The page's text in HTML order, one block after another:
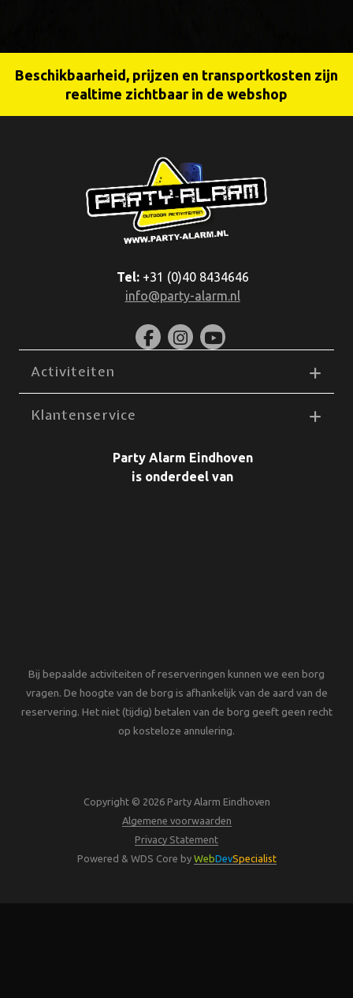
Beschikbaarheid, prijzen en transportkosten zijn
realtime zichtbaar in de webshop
Tel:+31 (0)40 8434646
info@party-alarm.nl
Activiteiten
Klantenservice
Party Alarm Eindhoven
is onderdeel van
Bij bepaalde activiteiten of reserveringen kunnen we een borg
vragen. De hoogte van de borg is afhankelijk van de aard van de
reservering. Het niet (tijdig) betalen van de borg geeft geen recht
op kosteloze annulering.
Copyright © 2026 Party Alarm Eindhoven
Algemene voorwaarden
Privacy Statement
Powered & WDS Core by WebDevSpecialist